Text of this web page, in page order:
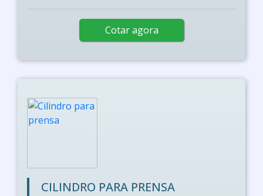
Cotar agora
CILINDRO PARA PRENSA